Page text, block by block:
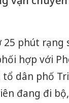
25 phút rạng
hợp với
dân phố
đang đi